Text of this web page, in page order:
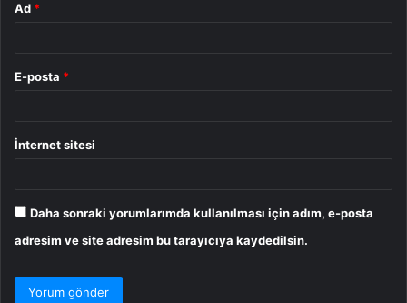
Ad *
E-posta *
İnternet sitesi
Daha sonraki yorumlarımda kullanılması için adım, e-posta
adresim ve site adresim bu tarayıcıya kaydedilsin.